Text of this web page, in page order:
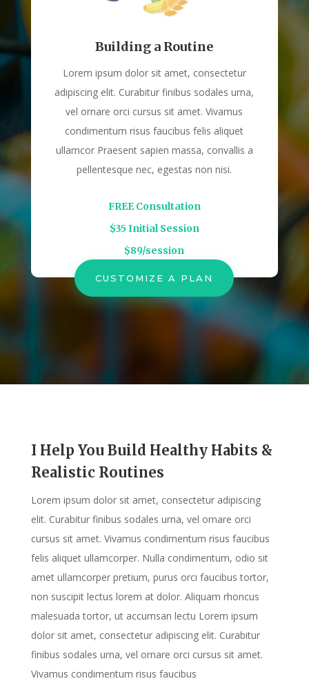
Building a Routine
Lorem ipsum dolor sit amet, consectetur
adipiscing elit. Curabitur finibus sodales urna,
vel ornare orci cursus sit amet. Vivamus
condimentum risus faucibus felis aliquet
ullamcor Praesent sapien massa, convallis a
pellentesque nec, egestas non nisi.
FREE Consultation
$35 Initial Session
$89/session
CUSTOMIZE A PLAN
I Help You Build Healthy Habits &
Realistic Routines
Lorem ipsum dolor sit amet, consectetur adipiscing
elit. Curabitur finibus sodales urna, vel ornare orci
cursus sit amet. Vivamus condimentum risus faucibus
felis aliquet ullamcorper. Nulla condimentum, odio sit
amet ullamcorper pretium, purus orci faucibus tortor,
non suscipit lectus lorem at dolor. Aliquam rhoncus
malesuada tortor, ut accumsan lectu Lorem ipsum
dolor sit amet, consectetur adipiscing elit. Curabitur
finibus sodales urna, vel ornare orci cursus sit amet.
Vivamus condimentum risus faucibus